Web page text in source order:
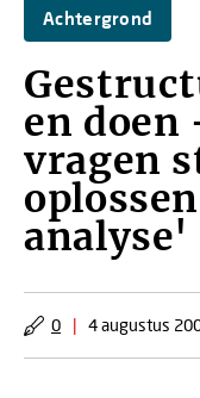
Achtergrond
en doen
vragen
analyse'
0 | 4 augustus